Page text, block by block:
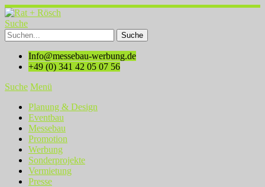
Suche
Info@messebau-werbung.de
+49 (0) 341 42 05 07 56
Suche Menü
Planung & Design
Eventbau
Messebau
Promotion
Werbung
Sonderprojekte
Vermietung
Presse